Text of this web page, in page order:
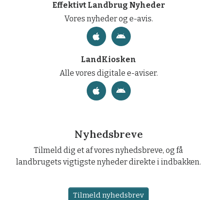
Effektivt Landbrug Nyheder
Vores nyheder og e-avis.
LandKiosken
Alle vores digitale e-aviser.
Nyhedsbreve
Tilmeld dig et af vores nyhedsbreve, og få
landbrugets vigtigste nyheder direkte i indbakken.
Tilmeld nyhedsbrev